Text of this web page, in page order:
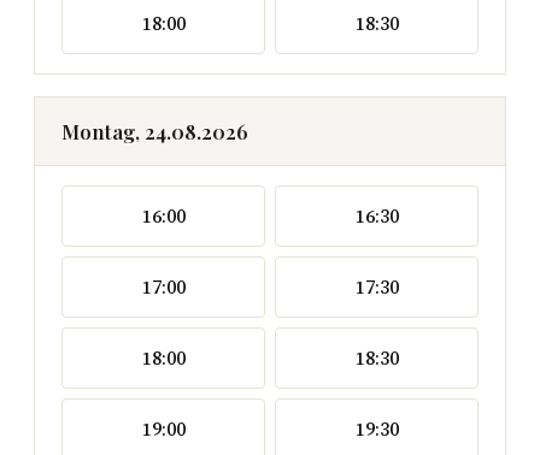
18:00 18:30
Montag, 24.08.2026
16:00 16:30
17:00 17:30
18:00 18:30
19:00 19:30